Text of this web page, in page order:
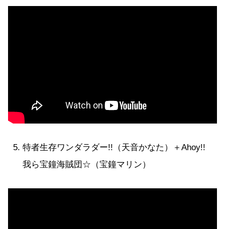
特者生存ワンダラダー!!（天音かなた）＋Ahoy!!
我ら宝鐘海賊団☆（宝鐘マリン）